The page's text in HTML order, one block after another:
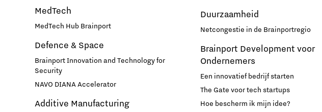
aan?
Werken in een unieke omgeving
Omscholen naar techniek of IT
Deel jouw kennis met het onderwijs via hybride
docentschap
Battery Competence Cluster - NL
Systems Engineering
voor
Onze sociale opgave:
Brainport voor Elkaar
Nieuwsbrief
impact
MedTech
MedTech Hub Brainport
Defence & Space
Brainport Innovation and Technology for
Security
NAVO DIANA Accelerator
Additive Manufacturing
Duurzaamheid
Netcongestie in de Brainportregio
Brainport Development voor
Ondernemers
Een innovatief bedrijf starten
The Gate voor tech startups
Hoe bescherm ik mijn idee?